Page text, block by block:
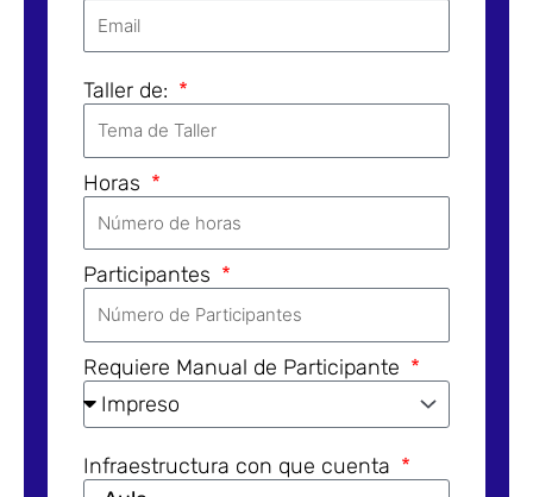
Taller de:
Horas
Participantes
Requiere Manual de Participante
Infraestructura con que cuenta